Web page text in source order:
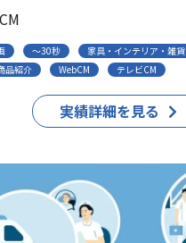
〜30秒
家具・インテリア・雑貨
品紹介
WebCM テレビCM
実績詳細を見る